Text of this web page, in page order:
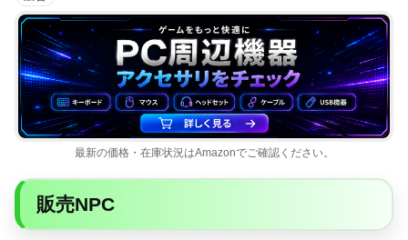
最新の価格・在庫状況はAmazonでご確認ください。
販売NPC